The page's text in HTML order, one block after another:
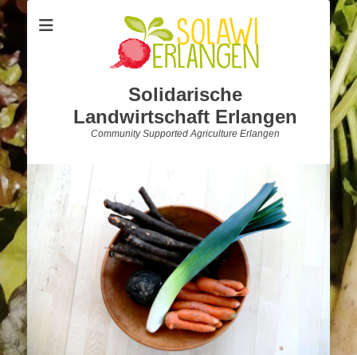
Solidarische
Landwirtschaft Erlangen
Community Supported Agriculture Erlangen